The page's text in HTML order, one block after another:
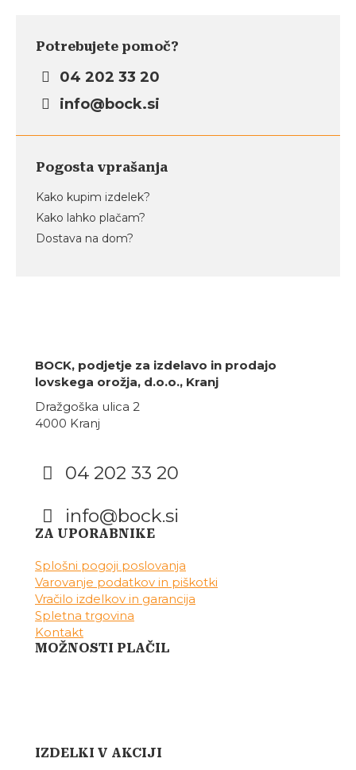
Potrebujete pomoč?
04 202 33 20
info@bock.si
Pogosta vprašanja
Kako kupim izdelek?
Kako lahko plačam?
Dostava na dom?
BOCK, podjetje za izdelavo in prodajo
lovskega orožja, d.o.o., Kranj
Dražgoška ulica 2
4000 Kranj
04 202 33 20
info@bock.si
Facebook
Instagram
ZA UPORABNIKE
Splošni pogoji poslovanja
Varovanje podatkov in piškotki
Vračilo izdelkov in garancija
Spletna trgovina
Kontakt
MOŽNOSTI PLAČIL
IZDELKI V AKCIJI